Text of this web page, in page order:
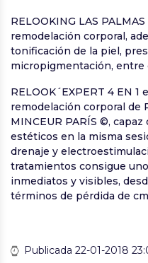
RELOOKING LAS
remodelación corporal,
tonificación de la piel,
micropigmentación, entre
RELOOK´EXPERT 4 EN
remodelación corporal de
MINCEUR PARÍS ©,
estéticos en la misma
drenaje y
tratamientos consigue
inmediatos y visibles,
términos de pérdida de
Publicada 22-01-2018